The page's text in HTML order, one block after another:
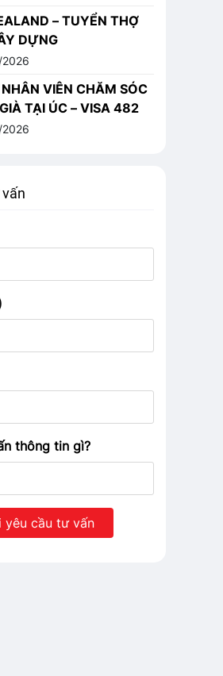
– TUYỂN THỢ
DỰNG
VIÊN CHĂM SÓC
TẠI ÚC – VISA 482
thông tin gì?